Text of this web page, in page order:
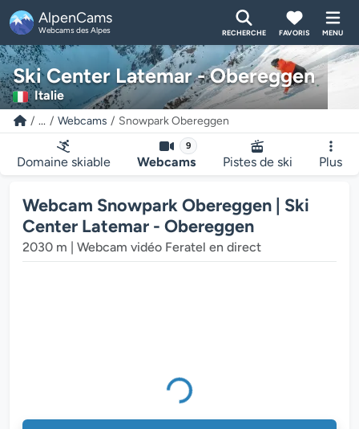
AlpenCams
Webcams des Alpes RECHERCHE FAVORIS MENU
Ski Center Latemar - Obereggen
Italie
... Webcams Snowpark Obereggen
Domaine skiable
9
Webcams Pistes de ski Plus
Webcam Snowpark Obereggen | Ski
Center Latemar - Obereggen
2030 m | Webcam vidéo Feratel en direct
Le lecteur multimédia de la webcam charge...